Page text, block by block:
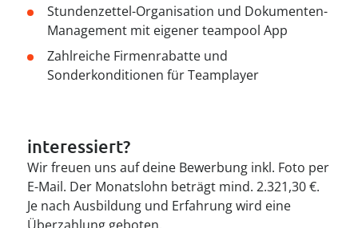
Stundenzettel-Organisation und Dokumenten-
Management mit eigener teampool App
Zahlreiche Firmenrabatte und
Sonderkonditionen für Teamplayer
interessiert?
Wir freuen uns auf deine Bewerbung inkl. Foto per
E-Mail. Der Monatslohn beträgt mind. 2.321,30 €.
Je nach Ausbildung und Erfahrung wird eine